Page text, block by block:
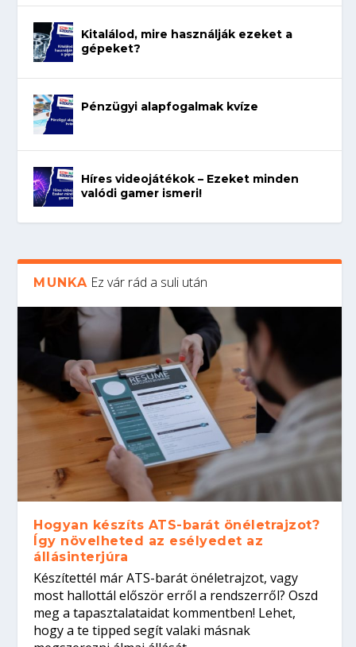
Kitalálod, mire használják ezeket a
gépeket?
Pénzügyi alapfogalmak kvíze
Híres videojátékok – Ezeket minden
valódi gamer ismeri!
MUNKA Ez vár rád a suli után
Hogyan készíts ATS-barát önéletrajzot?
Így növelheted az esélyedet az
állásinterjúra
Készítettél már ATS-barát önéletrajzot, vagy
most hallottál először erről a rendszerről? Oszd
meg a tapasztalataidat kommentben! Lehet,
hogy a te tipped segít valaki másnak